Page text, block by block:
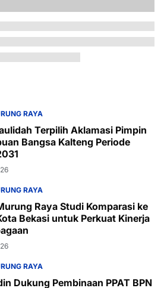
RAYA
Terpilih Aklamasi Pimpin
Bangsa Kalteng Periode
RAYA
Raya Studi Komparasi ke
Bekasi untuk Perkuat Kinerja
RAYA
Dukung Pembinaan PPAT BPN